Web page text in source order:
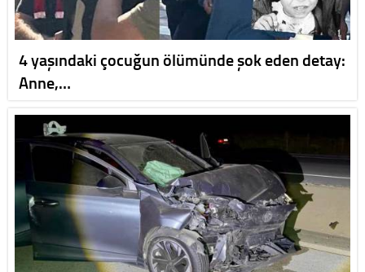
4 yaşındaki çocuğun ölümünde şok eden detay:
Anne,…